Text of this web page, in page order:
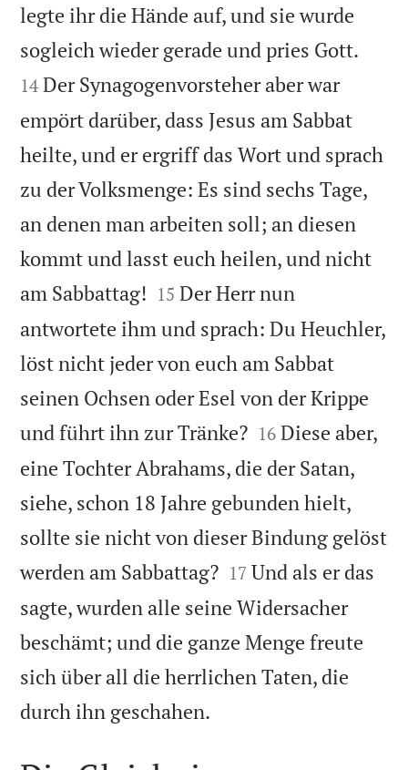
legte ihr die Hände auf, und sie wurde
sogleich wieder gerade und pries Gott.
14 Der Synagogenvorsteher aber war
empört darüber, dass Jesus am Sabbat
heilte, und er ergriff das Wort und sprach
zu der Volksmenge: Es sind sechs Tage,
an denen man arbeiten soll; an diesen
kommt und lasst euch heilen, und nicht
am Sabbattag! 

15 Der Herr nun
antwortete ihm und sprach: Du Heuchler,
löst nicht jeder von euch am Sabbat
seinen Ochsen oder Esel von der Krippe
und führt ihn zur Tränke?
16 Diese aber,
eine Tochter Abrahams, die der Satan,
siehe, schon 18 Jahre gebunden hielt,
sollte sie nicht von dieser Bindung gelöst
werden am Sabbattag?
17 Und als er das
sagte, wurden alle seine Widersacher
beschämt; und die ganze Menge freute
sich über all die herrlichen Taten, die
durch ihn geschahen.